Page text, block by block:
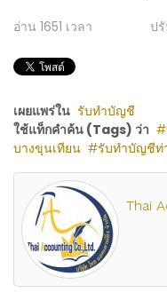
อ่าน 1651 เวลา ป
เผยแพร่ใน รับทำบัญชี
ใช้แท็กคำค้น (Tags) ว่า
บางขุนเทียน
รับทำบัญชีท่
Thai